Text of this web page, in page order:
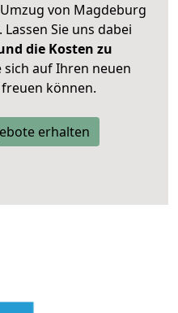
von Magdeburg
Sie uns dabei
die Kosten zu
sich auf Ihren neuen
können.
erhalten